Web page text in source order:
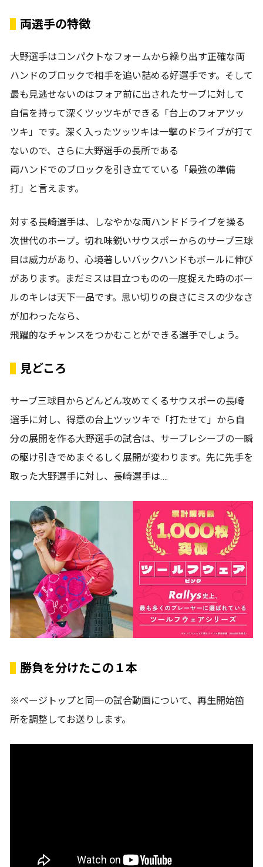
両選手の特徴
大野選手はコンパクトなフォームから繰り出す正確な両
ハンドのブロックで相手を追い詰める好選手です。そして
最も見逃せないのはフォア前に出されたサーブに対して
自信を持って深くツッツキができる「台上のフォアツッ
ツキ」です。深く入ったツッツキは一撃のドライブが打て
ないので、さらに大野選手の長所である
両ハンドでのブロックを引き立てている「最強の準備
打」と言えます。
対する長崎選手は、しなやかな両ハンドドライブを操る
次世代のホープ。切れ味鋭いサウスポーからのサーブ三球
目は威力があり、心境著しいバックハンドもボールに伸び
があります。まだミスは目立つものの一度捉えた時のボー
ルのキレは天下一品です。思い切りの良さにミスの少なさ
が加わったなら、
飛躍的なチャンスをつかむことができる選手でしょう。
見どころ
サーブ三球目からどんどん攻めてくるサウスポーの長崎
選手に対し、得意の台上ツッツキで「打たせて」から自
分の展開を作る大野選手の試合は、サーブレシーブの一瞬
の駆け引きでめまぐるしく展開が変わります。先に先手を
取った大野選手に対し、長崎選手は….
勝負を分けたこの１本
※ページトップと同一の試合動画について、再生開始箇
所を調整してお送りします。